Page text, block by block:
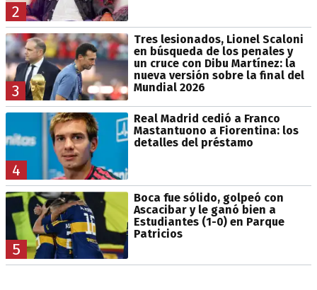
2
3
Tres lesionados, Lionel Scaloni
en búsqueda de los penales y
un cruce con Dibu Martínez: la
nueva versión sobre la final del
Mundial 2026
4
Real Madrid cedió a Franco
Mastantuono a Fiorentina: los
detalles del préstamo
5
Boca fue sólido, golpeó con
Ascacibar y le ganó bien a
Estudiantes (1-0) en Parque
Patricios